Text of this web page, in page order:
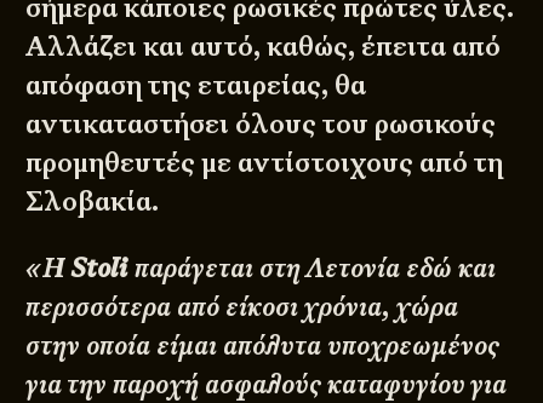
σήμερα κάποιες ρωσικές πρώτες ύλες.
Αλλάζει και αυτό, καθώς, έπειτα από
απόφαση της εταιρείας, θα
αντικαταστήσει όλους του ρωσικούς
προμηθευτές με αντίστοιχους από τη
Σλοβακία.
«ΗStoliπαράγεται στη Λετονία εδώ και
περισσότερα από είκοσι χρόνια, χώρα
στην οποία είμαι απόλυτα υποχρεωμένος
για την παροχή ασφαλούς καταφυγίου για